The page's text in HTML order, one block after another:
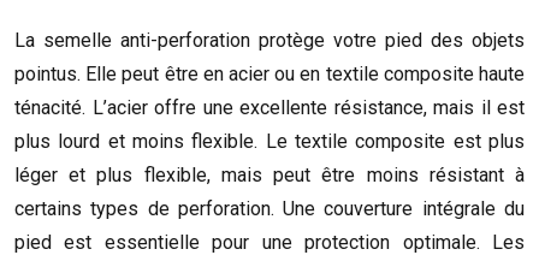
La semelle anti-perforation protège votre pied des objets
pointus. Elle peut être en acier ou en textile composite haute
ténacité. L’acier offre une excellente résistance, mais il est
plus lourd et moins flexible. Le textile composite est plus
léger et plus flexible, mais peut être moins résistant à
certains types de perforation. Une couverture intégrale du
pied est essentielle pour une protection optimale. Les